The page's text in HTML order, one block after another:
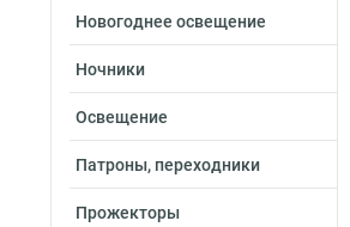
Новогоднее освещение
Ночники
Освещение
Патроны, переходники
Прожекторы